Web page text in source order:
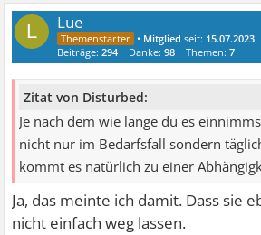
L Lue
• Mitglied seit: 15.07.2023
Beiträge:294 Danke:98 Themen:7
Zitat von Disturbed:
Je nach dem wie lange du es
nicht nur im Bedarfsfall sondern
kommt es natürlich zu einer
Ja, das meinte ich damit. Dass sie
nicht einfach weg lassen.